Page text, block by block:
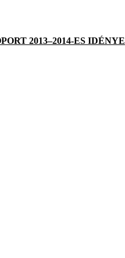
2013–2014-ES IDÉNYE